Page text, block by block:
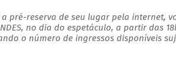
pré-reserva de seu lugar pela internet,
no dia do espetáculo, a partir das
o número de ingressos disponíveis